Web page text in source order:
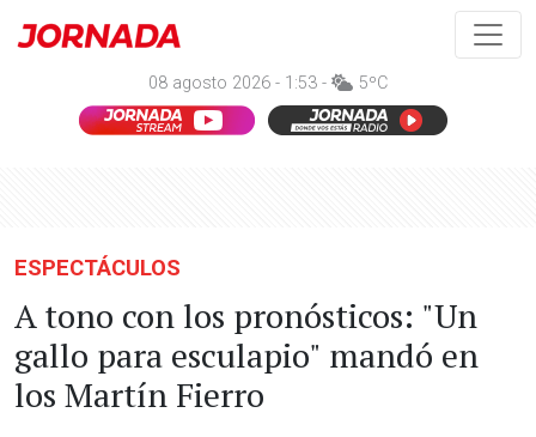
08 agosto 2026 - 1:53 - 5ºC
ESPECTÁCULOS
A tono con los pronósticos: "Un
gallo para esculapio" mandó en
los Martín Fierro